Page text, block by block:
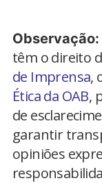
Observação:
têm o direito
de Imprensa,
Ética da OAB,
de
garantir
opiniões